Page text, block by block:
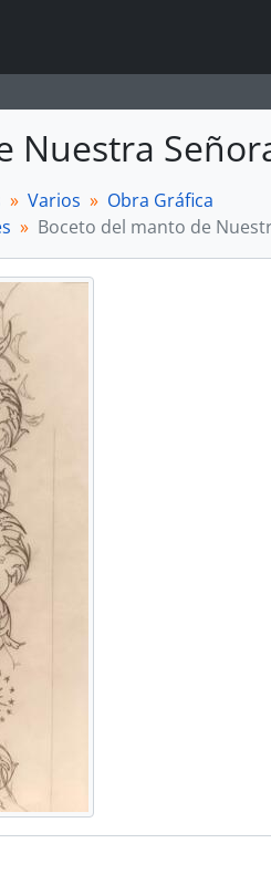
page
Nuestra
Varios
Obra Gráfica
Boceto del manto de